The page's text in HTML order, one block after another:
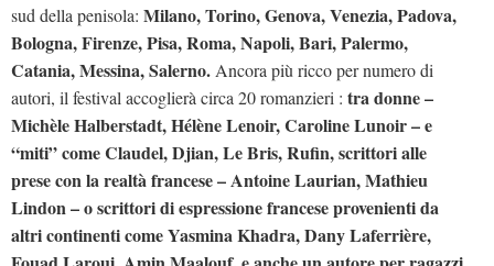
sud della penisola: Milano, Torino, Genova, Venezia, Padova,
Bologna, Firenze, Pisa, Roma, Napoli, Bari, Palermo,
Catania, Messina, Salerno. Ancora più ricco per numero di
autori, il festival accoglierà circa 20 romanzieri : tra donne –
Michèle Halberstadt, Hélène Lenoir, Caroline Lunoir – e
“miti” come Claudel, Djian, Le Bris, Rufin, scrittori alle
prese con la realtà francese – Antoine Laurian, Mathieu
Lindon – o scrittori di espressione francese provenienti da
altri continenti come Yasmina Khadra, Dany Laferrière,